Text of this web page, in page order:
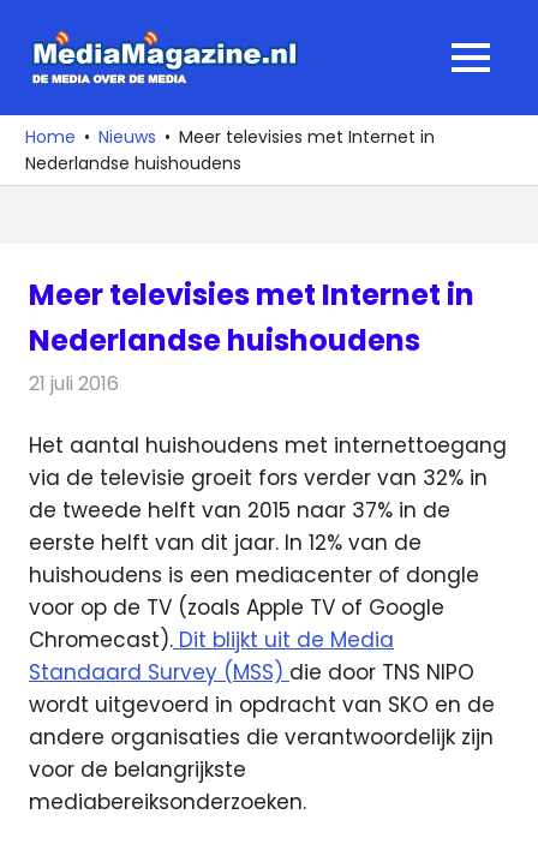
naar
media
over
de
MENU
Home Nieuws
Meer televisies met Internet in
Nederlandse huishoudens
Meer televisies met Internet in
Nederlandse huishoudens
21 juli 2016
Het aantal huishoudens met internettoegang
via de televisie groeit fors verder van 32% in
de tweede helft van 2015 naar 37% in de
eerste helft van dit jaar. In 12% van de
huishoudens is een mediacenter of dongle
voor op de TV (zoals Apple TV of Google
Chromecast). Dit blijkt uit de Media
Standaard Survey (MSS) die door TNS NIPO
wordt uitgevoerd in opdracht van SKO en de
andere organisaties die verantwoordelijk zijn
voor de belangrijkste
mediabereiksonderzoeken.